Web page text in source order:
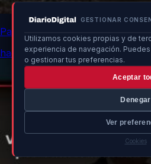
GESTIONAR
Utilizamos cookies propias y de
experiencia de navegación.
o gestionar tus preferencias.
Aceptar
Denegar
Ver
Cookies
Patera con 11 personas arriba a
hace 16h